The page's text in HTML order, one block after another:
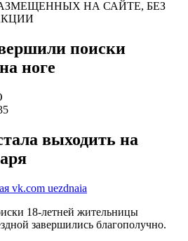
НА САЙТЕ, БЕЗ
поиски
ноге
выходить на
18-летней жительницы
завершились благополучно.